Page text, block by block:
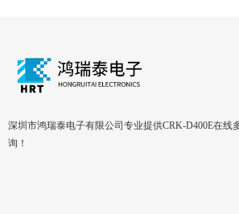
深圳市鸿瑞泰电子有限公司专业提供CRK-D400E在
询！